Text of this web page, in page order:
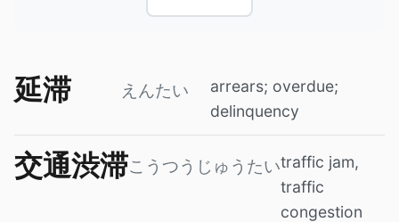
延滞 えんたい
arrears; overdue;
delinquency
交通渋滞こうつうじゅうたいtraffic jam,
traffic
congestion